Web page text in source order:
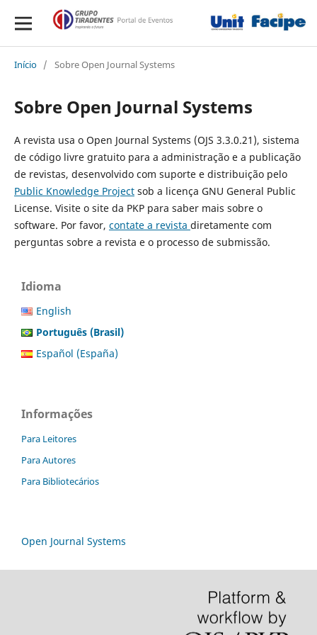
Início / Sobre Open Journal Systems
Sobre Open Journal Systems
A revista usa o Open Journal Systems (OJS 3.3.0.21), sistema
de código livre gratuito para a administração e a publicação
de revistas, desenvolvido com suporte e distribuição pelo
Public Knowledge Projectsob a licença GNU General Public
License. Visite o site da PKP para saber mais sobre o
software. Por favor, contate a revista diretamente com
perguntas sobre a revista e o processo de submissão.
Idioma
English
Português (Brasil)
Español (España)
Informações
Para Leitores
Para Autores
Para Bibliotecários
Open Journal Systems